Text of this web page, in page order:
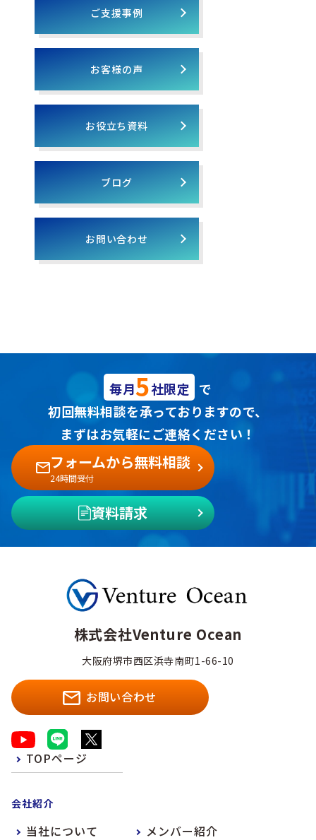
ご支援事例
お客様の声
お役立ち資料
ブログ
お問い合わせ
毎月5社限定 で
初回無料相談を承っておりますので、
まずはお気軽にご連絡ください！
フォームから無料相談
24時間受付
資料請求
株式会社Venture Ocean
大阪府堺市西区浜寺南町1-66-10
お問い合わせ
TOPページ
会社紹介
当社について メンバー紹介